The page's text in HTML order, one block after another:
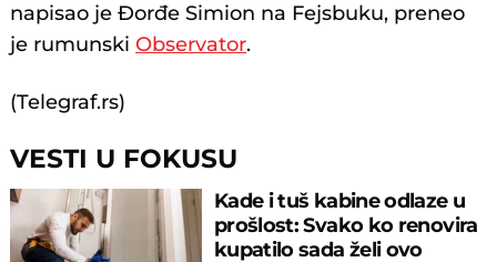
napisao je Đorđe Simion na Fejsbuku, preneo
je rumunskiObservator.
(Telegraf.rs)
VESTI U FOKUSU
Kade i tuš kabine odlaze u
prošlost: Svako ko renovira
kupatilo sada želi ovo